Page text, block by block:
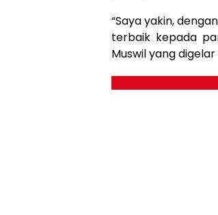
“Saya yakin,
terbaik kepada
Muswil yang